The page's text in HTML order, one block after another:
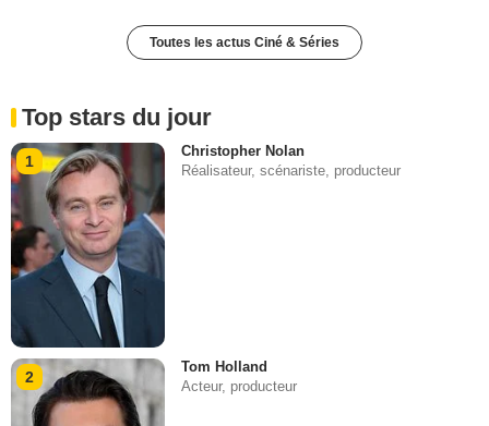
Toutes les actus Ciné & Séries
Top stars du jour
1
Christopher Nolan
Réalisateur, scénariste, producteur
2
Tom Holland
Acteur, producteur